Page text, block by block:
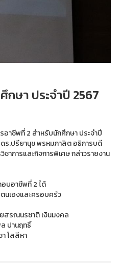
ษา ประจำปี 2567
อาชีพที่ 2 สำหรับนักศึกษา ประจำปี
ร.ปรียานุช พรหมภาสิต อธิการบดี
าการและกิจการพิเศษ กล่าวรายงาน
อบอาชีพที่ 2 ได้
นเองและครอบครัว
สรณนรชาติ เงินมงคล
ปานฤทธิ์
โสสีหา